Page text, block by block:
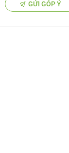
GỬI GÓP Ý